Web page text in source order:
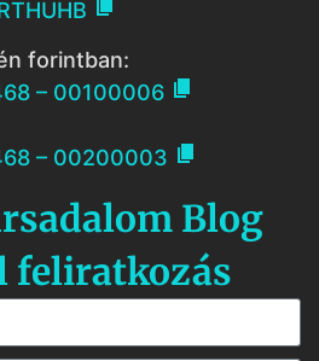

forintban:
– 00100006 
– 00200003 
Blog
feliratkozás